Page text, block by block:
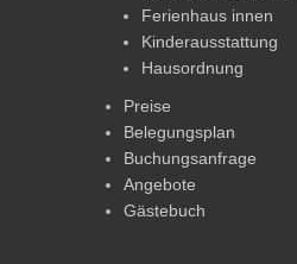
Ferienhaus innen
Kinderausstattung
Hausordnung
Preise
Belegungsplan
Buchungsanfrage
Angebote
Gästebuch